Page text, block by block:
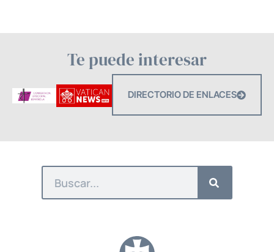
Te puede interesar
DIRECTORIO DE ENLACES